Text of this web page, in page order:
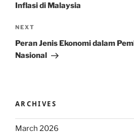
Inflasi di Malaysia
Next
Post
NEXT
Peran Jenis Ekonomi dalam
Nasional
ARCHIVES
March 2026